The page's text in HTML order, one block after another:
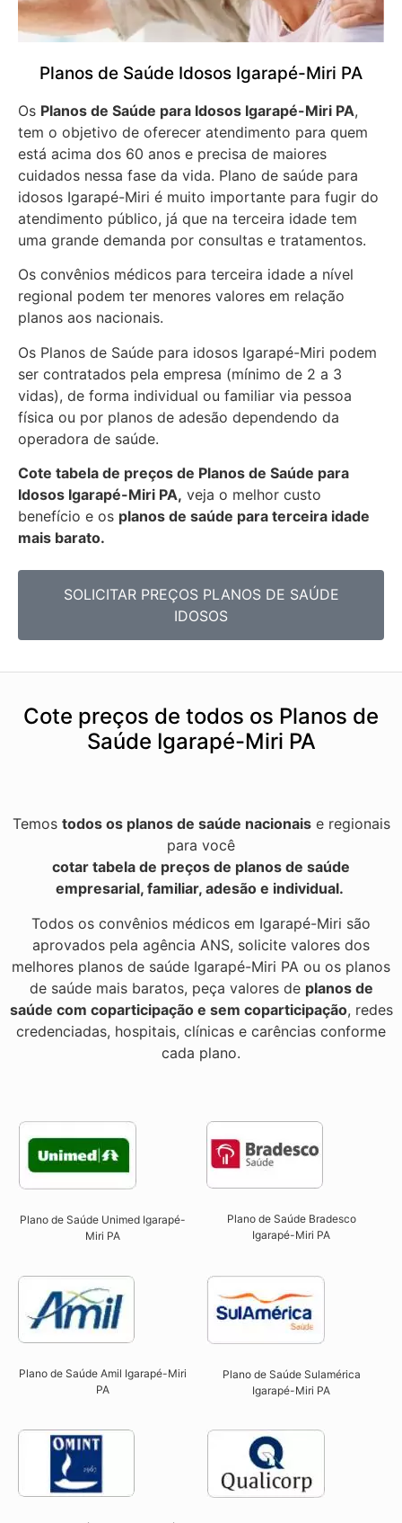
Planos de Saúde Idosos Igarapé-Miri PA
Os Planos de Saúde para Idosos Igarapé-Miri PA,
tem o objetivo de oferecer atendimento para quem
está acima dos 60 anos e precisa de maiores
cuidados nessa fase da vida. Plano de saúde para
idosos Igarapé-Miri é muito importante para fugir do
atendimento público, já que na terceira idade tem
uma grande demanda por consultas e tratamentos.
Os convênios médicos para terceira idade a nível
regional podem ter menores valores em relação
planos aos nacionais.
Os Planos de Saúde para idosos Igarapé-Miri podem
ser contratados pela empresa (mínimo de 2 a 3
vidas), de forma individual ou familiar via pessoa
física ou por planos de adesão dependendo da
operadora de saúde.
Cote tabela de preços de Planos de Saúde para
Idosos Igarapé-Miri PA, veja o melhor custo
benefício e os planos de saúde para terceira idade
mais barato.
SOLICITAR PREÇOS PLANOS DE SAÚDE
IDOSOS
Cote preços de todos os Planos de
Saúde Igarapé-Miri PA
Temos todos os planos de saúde nacionaise regionais
para você
cotar tabela de preços de planos de saúde
empresarial, familiar, adesão e individual.
Todos os convênios médicos em Igarapé-Miri são
aprovados pela agência ANS, solicite valores dos
melhores planos de saúde Igarapé-Miri PA ou os planos
de saúde mais baratos, peça valores de planos de
saúde com coparticipação e sem coparticipação, redes
credenciadas, hospitais, clínicas e carências conforme
cada plano.
Plano de Saúde Unimed Igarapé-
Miri PA
Plano de Saúde Bradesco
Igarapé-Miri PA
Plano de Saúde Amil Igarapé-Miri
PA
Plano de Saúde Sulamérica
Igarapé-Miri PA